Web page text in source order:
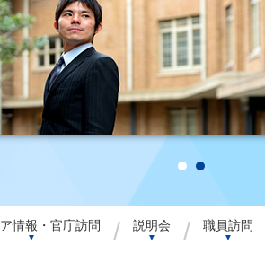
情報・官庁訪問
▼ / 説明会
▼ / 職員訪問
▼